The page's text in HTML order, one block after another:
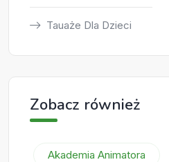
Tauaże Dla Dzieci
Zobacz również
Akademia Animatora